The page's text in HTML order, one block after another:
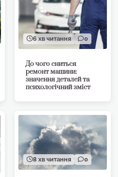
6 хв читання 0
До чого сниться
ремонт машини:
значення деталей та
психологічний зміст
8 хв читання 0